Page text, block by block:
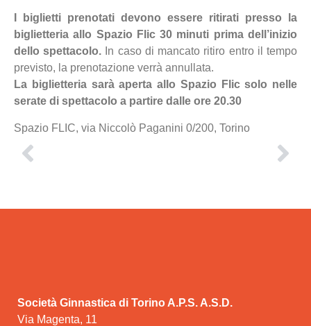
I biglietti prenotati devono essere ritirati presso la
biglietteria allo Spazio Flic 30 minuti prima dell’inizio
dello spettacolo. In caso di mancato ritiro entro il tempo
previsto, la prenotazione verrà annullata.
La biglietteria sarà aperta allo Spazio Flic solo nelle
serate di spettacolo a partire dalle ore 20.30
Spazio FLIC, via Niccolò Paganini 0/200, Torino
Società Ginnastica di Torino A.P.S. A.S.D.
Via Magenta, 11